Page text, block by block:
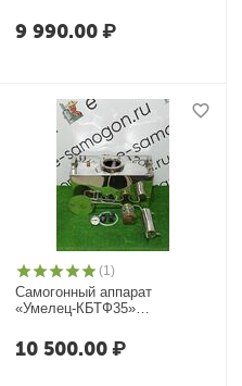
9 990.00₽
(1)
Самогонный аппарат
«Умелец-КБТФ35»
10 500.00₽